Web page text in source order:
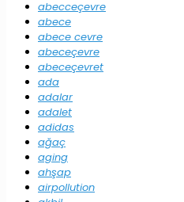
abecceçevre
abece
abece cevre
abeceçevre
abeceçevret
ada
adalar
adalet
adidas
ağaç
aging
ahşap
airpollution